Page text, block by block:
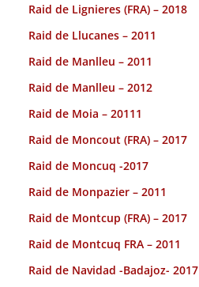
Raid de Lignieres (FRA) – 2018
Raid de Llucanes – 2011
Raid de Manlleu – 2011
Raid de Manlleu – 2012
Raid de Moia – 20111
Raid de Moncout (FRA) – 2017
Raid de Moncuq -2017
Raid de Monpazier – 2011
Raid de Montcup (FRA) – 2017
Raid de Montcuq FRA – 2011
Raid de Navidad -Badajoz- 2017